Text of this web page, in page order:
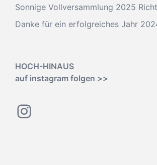
Sonnige Vollversammlung 2025
Danke für ein erfolgreiches Jahr
HOCH-HINAUS
auf instagram folgen >>
Instagram